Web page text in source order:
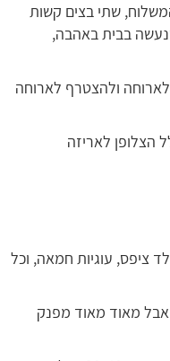
שתי בצים קשות
בבית באהבה,
ולהצטרף לארוחה
מתומחרת בכ 20 ₪ כולל הצלופן לאריזה
ציפס, עוגיות חמאה, וכל
אבל מאוד מאוד מפנק